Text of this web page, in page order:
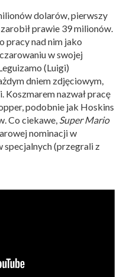
dolarów, pierwszy
prawie 39 milionów.
pracy nad nim jako
w swojej
(Luigi)
dniem zdjęciowym,
nazwał pracę
podobnie jak Hoskins
Co ciekawe, Super Mario
nominacji w
(przegrali z